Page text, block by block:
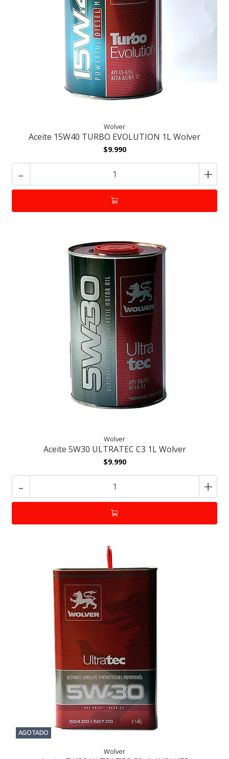
Wolver
Aceite 15W40 TURBO EVOLUTION 1L Wolver
$9.990
- +
Wolver
Aceite 5W30 ULTRATEC C3 1L Wolver
$9.990
- +
AGOTADO
Wolver